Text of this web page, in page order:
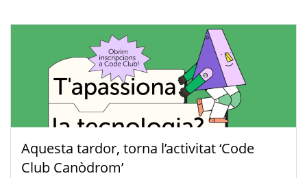
Aquesta tardor, torna l’activitat ‘Code
Club Canòdrom’